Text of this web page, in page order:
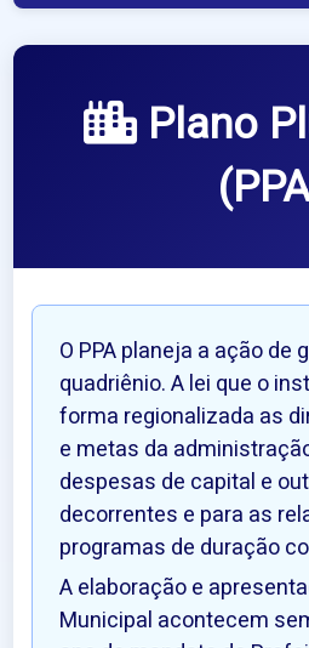
Plano
O PPA planeja a ação de
quadriênio. A lei que o
forma regionalizada as
e metas da
despesas de capital e
decorrentes e para as
programas de duração
A elaboração e
Municipal acontecem